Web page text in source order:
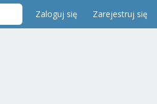
Zaloguj się Zarejestruj się